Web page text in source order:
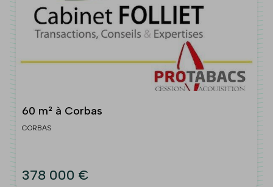
60 m² à Corbas
CORBAS
378 000 €